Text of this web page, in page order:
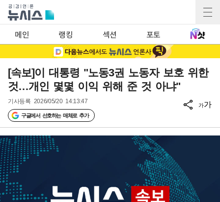
메인 랭킹 섹션 포토
[속보]이 대통령 "노동3권 노동자 보호 위한
것…개인 몇몇 이익 위해 준 것 아냐"
기사등록 2026/05/20 14:13:47
구글에서 선호하는 매체로 추가
가가